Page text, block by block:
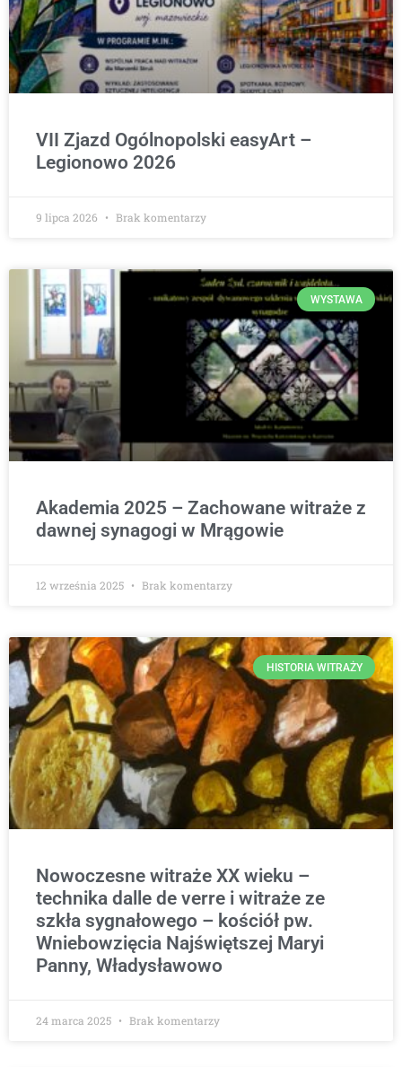
VII Zjazd Ogólnopolski easyArt –
Legionowo 2026
9 lipca 2026 Brak komentarzy
WYSTAWA
Akademia 2025 – Zachowane witraże z
dawnej synagogi w Mrągowie
12 września 2025 Brak komentarzy
HISTORIA WITRAŻY
Nowoczesne witraże XX wieku –
technika dalle de verre i witraże ze
szkła sygnałowego – kościół pw.
Wniebowzięcia Najświętszej Maryi
Panny, Władysławowo
24 marca 2025 Brak komentarzy